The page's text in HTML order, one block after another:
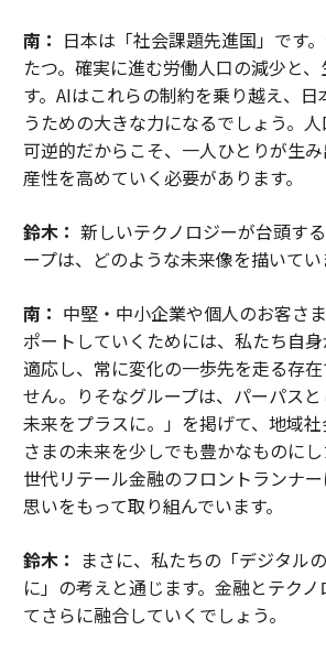
南： 日本は「社会課題先進国」です
たつ。確実に進む労働人口の減少と
す。AIはこれらの制約を乗り越え、
うための大きな力になるでしょう。
可逆的だからこそ、一人ひとりが生
産性を高めていく必要があります。
鈴木： 新しいテクノロジーが台頭す
ープは、どのような未来像を描いてい
南： 中堅・中小企業や個人のお客さ
ポートしていくためには、私たち自
適応し、常に変化の一歩先を走る存
せん。りそなグループは、パーパスと
未来をプラスに。」を掲げて、地域
さまの未来を少しでも豊かなものに
世代リテール金融のフロントランナ
思いをもって取り組んでいます。
鈴木： まさに、私たちの「デジタル
に」の考えと通じます。金融とテク
てさらに融合していくでしょう。